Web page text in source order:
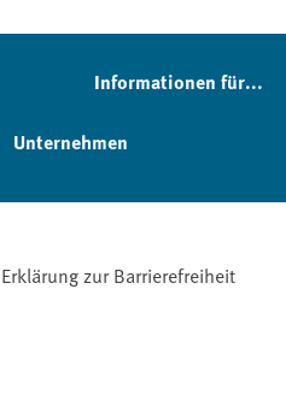
Informationen für...
Unternehmen
Erklärung zur Barrierefreiheit